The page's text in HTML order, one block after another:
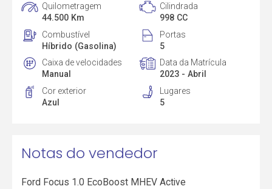
Quilometragem
44.500 Km
Cilindrada
998 CC
Combustível
Híbrido (Gasolina)
Portas
5
Caixa de velocidades
Manual
Data da Matrícula
2023 - Abril
Cor exterior
Azul
Lugares
5
Notas do vendedor
Ford Focus 1.0 EcoBoost MHEV Active